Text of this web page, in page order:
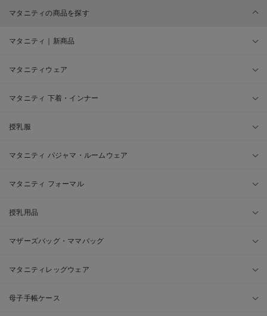
マタニティの商品を探す
マタニティ｜新商品
マタニティウェア
マタニティ 下着・インナー
授乳服
マタニティ パジャマ・ルームウェア
マタニティ フォーマル
授乳用品
マザーズバッグ・ママバッグ
マタニティレッグウェア
母子手帳ケース